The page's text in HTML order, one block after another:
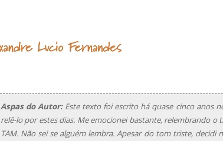
Aspas do Autor:Este texto foi escrito há quase cinco anos
relê-lo por estes dias. Me emocionei bastante, relembrando o
TAM. Não sei se alguém lembra. Apesar do tom triste, decidi